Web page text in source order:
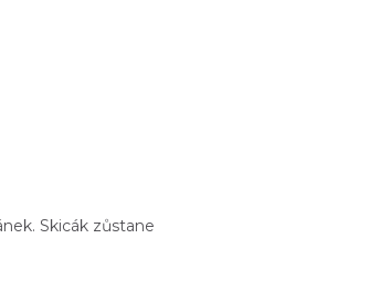
Skicák zůstane